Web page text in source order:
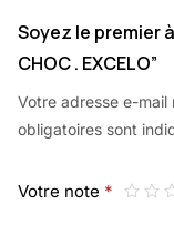
Soyez le premier
CHOC . EXCELO”
Votre adresse e-mail
obligatoires sont
Votre note *